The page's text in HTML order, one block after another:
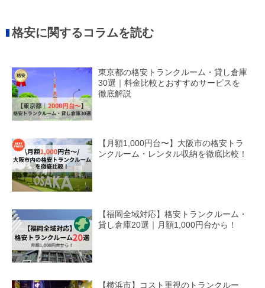
格安に関するコラムを読む
東京都の格安トランクルーム・貸し倉庫
30選｜料金比較とおすすめサービスを
徹底解説
【月額1,000円台〜】大阪市の格安トラ
ンクルーム・レンタル収納を徹底比較！
【福岡全域対応】格安トランクルーム・
貸し倉庫20選｜月額1,000円台から！
【横浜市】コスト重視のトランクルー